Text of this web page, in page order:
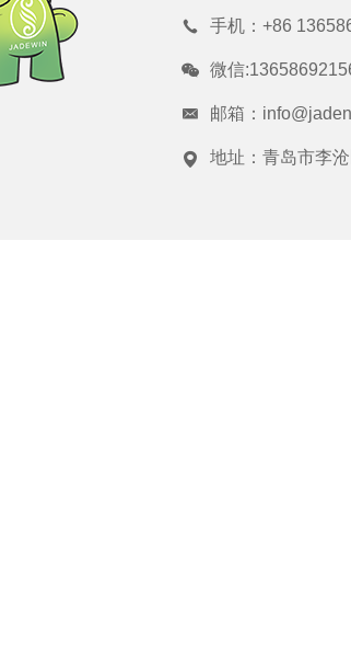
手机： +86
微信
邮箱：
地址：青岛市李